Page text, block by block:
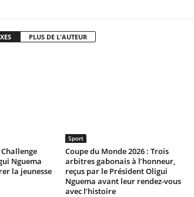
PLUS DE L'AUTEUR
Nguema
la jeunesse
Sport
Coupe du Monde 2026 : Trois
arbitres gabonais à l’honneur,
reçus par le Président Oligui
Nguema avant leur rendez-vous
avec l’histoire